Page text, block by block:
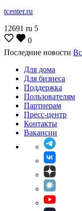
tcenter.ru
12691 ru 5
0
Последние новости
Для дома
Для бизнеса
Поддержка
Пользователям
Партнерам
Пресс-центр
Контакты
Вакансии